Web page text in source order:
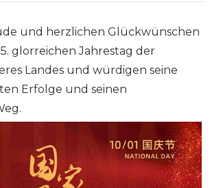
und herzlichen Glückwünschen
glorreichen Jahrestag der
Landes und würdigen seine
Erfolge und seinen